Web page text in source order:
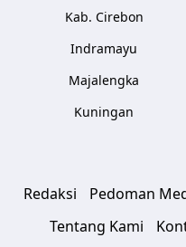
Kab. Cirebon
Indramayu
Majalengka
Kuningan
Redaksi Pedoman
Tentang Kami